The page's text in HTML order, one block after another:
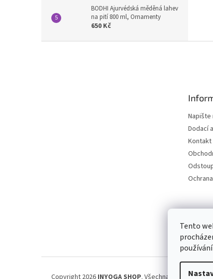
Tento
BODHI Ajurvédská měděná lahev
na pití 800 ml, Ornamenty
650 Kč
Napište
Dodací
Kontakt
Copyright 2026 INYOGA SHOP. Všechna práva